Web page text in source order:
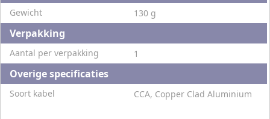
Gewicht 130 g
Verpakking
Aantal per verpakking 1
Overige specificaties
Soort kabel CCA, Copper Clad Aluminium